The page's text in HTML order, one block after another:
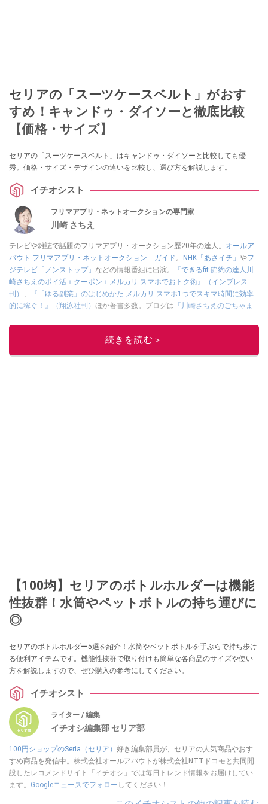
セリアの「スーツケースベルト」がおす
すめ！キャンドゥ・ダイソーと徹底比較
【価格・サイズ】
セリアの「スーツケースベルト」はキャンドゥ・ダイソーと比較しても優
秀。価格・サイズ・デザインの違いを比較し、選び方を解説します。
イチオシスト
フリマアプリ・ネットオークションの専門家
川崎 さちえ
テレビや雑誌で話題のフリマアプリ・オークション歴20年の達人。 オールア
バウト フリマアプリ・ネットオークション ガイド。 NHK「あさイチ」 やフ
ジテレビ「ノンストップ」 などの情報番組に出演。
『できるfit 節約の達人川
崎さちえのポイ活＋クーポン＋メルカリ スマホでおトク術』（インプレス
刊） 、
『「ゆる副業」のはじめかた メルカリ スマホ1つでスキマ時間に効率
的に稼ぐ！』（翔泳社刊） ほか著書多数。ブログは 「川崎さちえのごちゃま
■経歴：2003年、夫が子育てをするために、突然会社を辞める。翌月からの
給料が０円になり、家にいながら、しかも空いた時間でできるオークション
に目をつける。しかし、取引の仕方がわからずに、まずは落札者として参
続きを読む＞
【100均】セリアのボトルホルダーは機能
性抜群！水筒やペットボトルの持ち運びに
◎
セリアのボトルホルダー5選を紹介！水筒やペットボトルを手ぶらで持ち歩け
る便利アイテムです。機能性抜群で取り付けも簡単な各商品のサイズや使い
方を解説しますので、ぜひ購入の参考にしてください。
イチオシスト
ライター / 編集
イチオシ編集部 セリア部
100円ショップのSeria（セリア） 好き編集部員が、セリアの人気商品やおす
すめ商品を発信中。株式会社オールアバウトが株式会社NTTドコモと共同開
設したレコメンドサイト「イチオシ」では毎日トレンド情報をお届けしてい
ます。 Googleニュースでフォロー してください！